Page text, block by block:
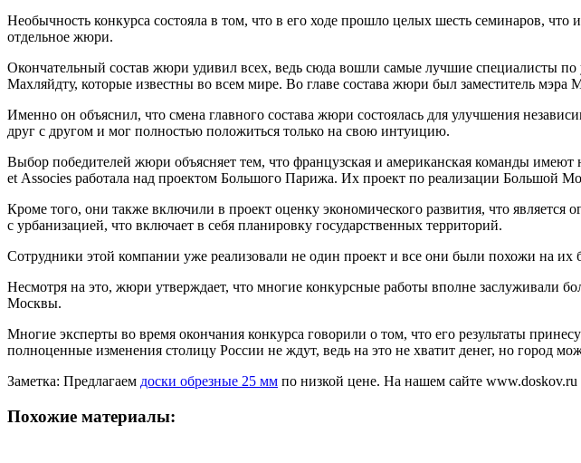
Необычность конкурса состояла в том, что в его ходе прошло целых шесть семинаров, что
отдельное жюри.
Окончательный состав жюри удивил всех, ведь сюда вошли самые лучшие специалисты
Махляйдту, которые известны во всем мире. Во главе состава жюри был заместитель
Именно он объяснил, что смена главного состава жюри состоялась для улучшения
друг с другом и мог полностью положиться только на свою интуицию.
Выбор победителей жюри объясняет тем, что французская и американская команды
et Associes работала над проектом Большого Парижа. Их проект по реализации Большой
Кроме того, они также включили в проект оценку экономического развития, что
с урбанизацией, что включает в себя планировку государственных территорий.
Сотрудники этой компании уже реализовали не один проект и все они были похожи на их
Несмотря на это, жюри утверждает, что многие конкурсные работы вполне заслуживали
Москвы.
Многие эксперты во время окончания конкурса говорили о том, что его результаты
полноценные изменения столицу России не ждут, ведь на это не хватит денег, но город
Заметка: Предлагаем доски обрезные 25 мм по низкой цене. На нашем сайте
Похожие материалы: